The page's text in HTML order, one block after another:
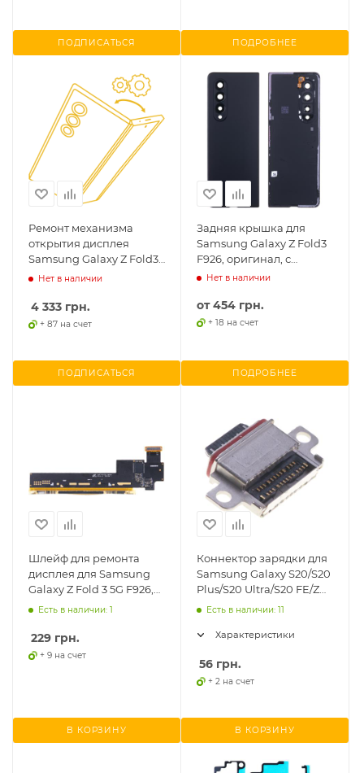
ПОДПИСАТЬСЯ ПОДРОБНЕЕ
Ремонт механизма
открытия дисплея
Samsung Galaxy Z Fold3
F926Нет в наличии
4 333 грн.
+ 87 на счет
ПОДПИСАТЬСЯ
Задняя крышка для
Samsung Galaxy Z Fold3
F926, оригинал, с
разборки
Нет в наличии
от454 грн.
+ 18 на счет
ПОДРОБНЕЕ
Шлейф для ремонта
дисплея для Samsung
Galaxy Z Fold 3 5G F926,
оригинал
Есть в наличии: 1
229 грн.
+ 9 на счет
В КОРЗИНУ
Коннектор зарядки для
Samsung Galaxy S20/S20
Plus/S20 Ultra/S20 FE/Z
Flip3/Z Fold3, оригинал
Есть в наличии: 11
Характеристики
56 грн.
+ 2 на счет
В КОРЗИНУ